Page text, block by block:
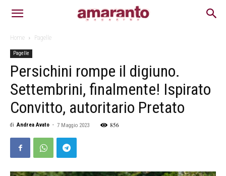
Home Pagelle
Pagelle
Persichini rompe il digiuno.
Settembrini, finalmente! Ispirato
Convitto, autoritario Pretato
di Andrea Avato - 7 Maggio 2023 856